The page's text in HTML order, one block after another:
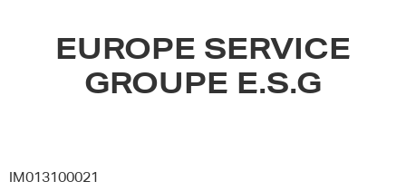
EUROPE SERVICE
GROUPE E.S.G
IM013100021